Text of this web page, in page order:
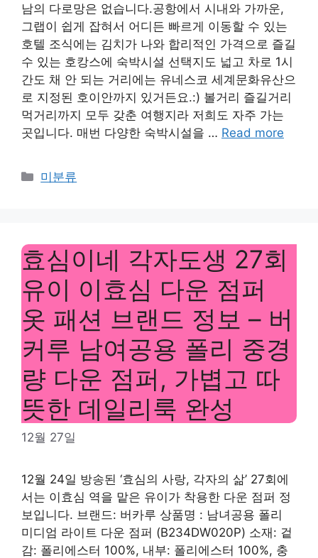
남의 다로망은 없습니다.공항에서 시내와 가까운,
그랩이 쉽게 잡혀서 어디든 빠르게 이동할 수 있는
호텔 조식에는 김치가 나와 합리적인 가격으로 즐길
수 있는 호캉스에 숙박시설 선택지도 넓고 차로 1시
간도 채 안 되는 거리에는 유네스코 세계문화유산으
로 지정된 호이안까지 있거든요.:) 볼거리 즐길거리
먹거리까지 모두 갖춘 여행지라 저희도 자주 가는
곳입니다. 매번 다양한 숙박시설을 … Read more
Categories
미분류
효심이네 각자도생 27회
유이 이효심 다운 점퍼
옷 패션 브랜드 정보 – 버
커루 남여공용 폴리 중경
량 다운 점퍼, 가볍고 따
뜻한 데일리룩 완성
12월 27일
12월 24일 방송된 ‘효심의 사랑, 각자의 삶’ 27회에
서는 이효심 역을 맡은 유이가 착용한 다운 점퍼 정
보입니다. 브랜드: 버카루 상품명 : 남녀공용 폴리
미디엄 라이트 다운 점퍼 (B234DW020P) 소재: 겉
감: 폴리에스터 100%, 내부: 폴리에스터 100%, 충